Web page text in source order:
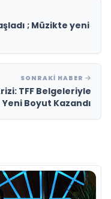
; Müzikte yeni
SONRAKI HABER
TFF Belgeleriyle
Yeni Boyut Kazandı